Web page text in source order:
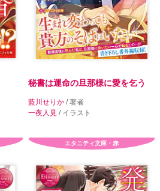
秘書は運命の旦那様に愛を乞う
藍川せりか / 著者
一夜人見 / イラスト
エタニティ文庫・赤